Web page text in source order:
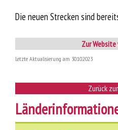
Die neuen Strecken sind
Zur Website
Letzte Aktualisierung am 30.10.2023
Zurück